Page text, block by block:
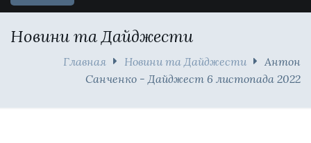
Новини та Дайджести
Главная Новини та Дайджести
Антон
Санченко - Дайджест 6 листопада 2022